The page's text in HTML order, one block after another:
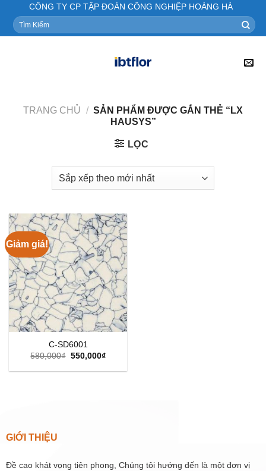
content
CÔNG TY CP TẬP ĐOÀN CÔNG NGHIỆP HOÀNG HÀ
Tìm
kiếm:
TRANG CHỦ / SẢN PHẨM ĐƯỢC GẮN THẺ “LX
HAUSYS”
LỌC
Giảm giá!
C-SD6001
580,000₫ Giá
là:
550,000₫Giá
tại
GIỚI THIỆU
Đề cao khát vọng tiên phong, Chúng tôi hướng đến là một đơn vị